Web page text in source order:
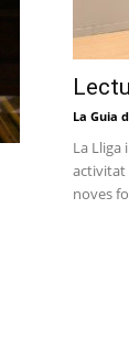
La Guia
La Lliga
activitat
noves